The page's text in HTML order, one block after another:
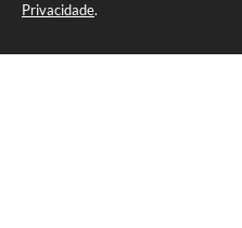
Privacidade.